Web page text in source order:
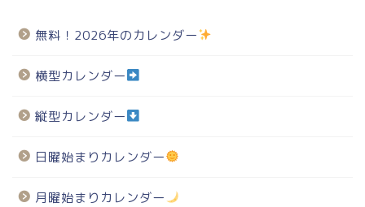
無料！2026年のカレンダー
横型カレンダー
縦型カレンダー
日曜始まりカレンダー
月曜始まりカレンダー